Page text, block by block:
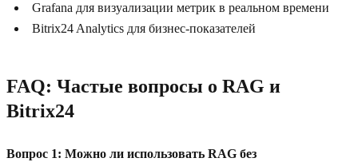
Grafana для визуализации метрик в реальном времени
Bitrix24 Analytics для бизнес-показателей
FAQ: Частые вопросы о RAG и
Bitrix24
Вопрос 1: Можно ли использовать RAG без